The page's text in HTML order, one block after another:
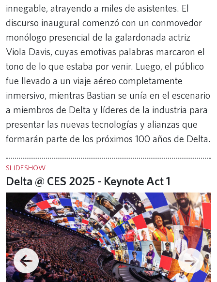
innegable, atrayendo a miles de asistentes. El
discurso inaugural comenzó con un conmovedor
monólogo presencial de la galardonada actriz
Viola Davis, cuyas emotivas palabras marcaron el
tono de lo que estaba por venir. Luego, el público
fue llevado a un viaje aéreo completamente
inmersivo, mientras Bastian se unía en el escenario
a miembros de Delta y líderes de la industria para
presentar las nuevas tecnologías y alianzas que
formarán parte de los próximos 100 años de Delta.
SLIDESHOW
Delta @ CES 2025 - Keynote Act 1